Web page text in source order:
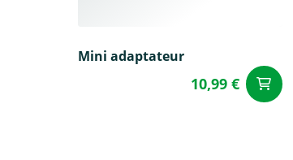
Mini adaptateur
10,99 €